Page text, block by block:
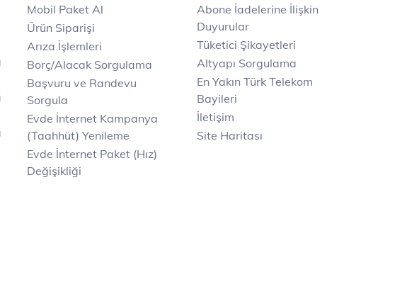
Mobil Paket Al
Ürün Siparişi
Arıza İşlemleri
Borç/Alacak Sorgulama
Başvuru ve Randevu
Sorgula
Evde İnternet Kampanya
(Taahhüt) Yenileme
Evde İnternet Paket (Hız)
Değişikliği
Abone İadelerine İlişkin
Duyurular
Tüketici Şikayetleri
Altyapı Sorgulama
En Yakın Türk Telekom
Bayileri
İletişim
Site Haritası